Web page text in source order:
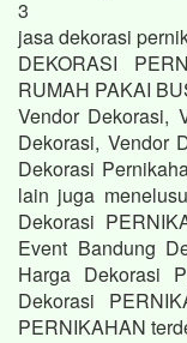
3
jasa dekorasi
DEKORASI
RUMAH PAKAI
Vendor Dekorasi,
Dekorasi, Vendor
Dekorasi
lain juga
Dekorasi
Event Bandung
Harga Dekorasi
Dekorasi
PERNIKAHAN